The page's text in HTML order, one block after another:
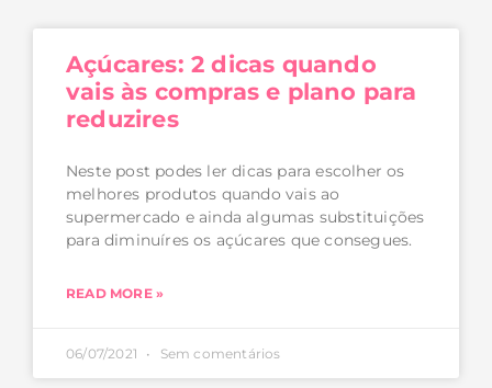
Açúcares: 2 dicas quando
vais às compras e plano para
reduzires
Neste post podes ler dicas para escolher os
melhores produtos quando vais ao
supermercado e ainda algumas substituições
para diminuíres os açúcares que consegues.
READ MORE »
06/07/2021 Sem comentários